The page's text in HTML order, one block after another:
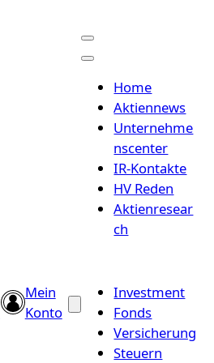
Mein
Konto
Home
Aktiennews
Unternehme
nscenter
IR-Kontakte
HV Reden
Aktienresear
ch
Investment
Fonds
Versicherung
Steuern